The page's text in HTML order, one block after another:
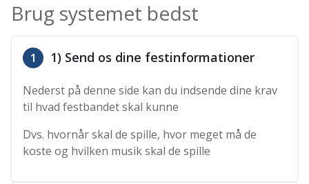
Brug systemet bedst
1 1) Send os dine festinformationer
Nederst på denne side kan du indsende dine krav
til hvad festbandet skal kunne
Dvs. hvornår skal de spille, hvor meget må de
koste og hvilken musik skal de spille